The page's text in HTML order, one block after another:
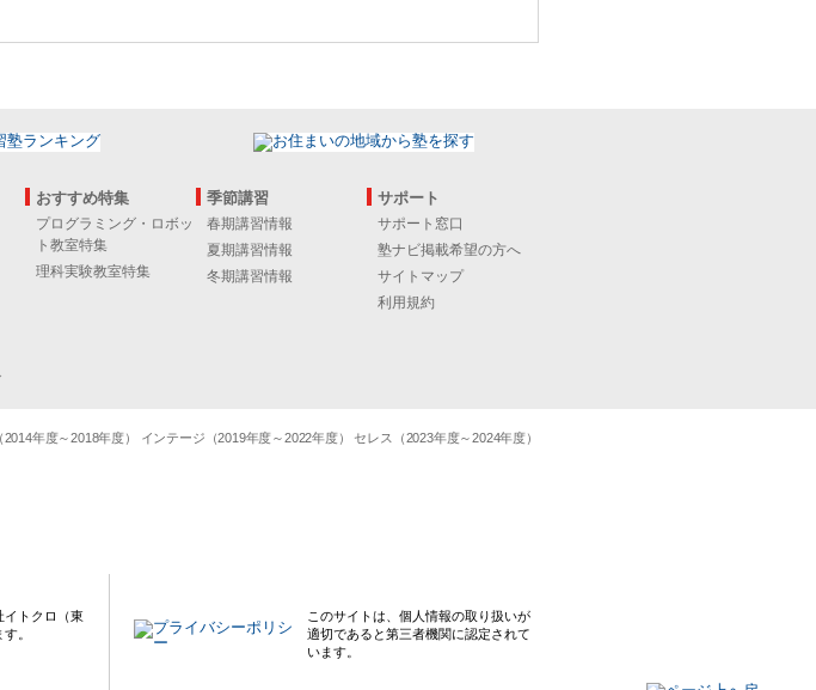
おすすめ特集
プログラミング・ロボッ
ト教室特集
理科実験教室特集
季節講習
春期講習情報
夏期講習情報
冬期講習情報
サポート
サポート窓口
塾ナビ掲載希望の方へ
サイトマップ
利用規約
年度～2018年度） インテージ（2019年度～2022年度） セレス（2023年度～2024年度）
イトクロ（東
。
このサイトは、個人情報の取り扱いが
適切であると第三者機関に認定されて
います。